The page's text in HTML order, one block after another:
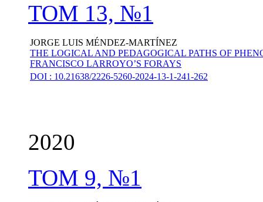
ТОМ 13, №1
JORGE LUIS MÉNDEZ-MARTÍNEZ
THE LOGICAL AND PEDAGOGICAL PATHS OF
FRANCISCO LARROYO’S FORAYS
DOI : 10.21638/2226-5260-2024-13-1-241-262
2020
ТОМ 9, №1